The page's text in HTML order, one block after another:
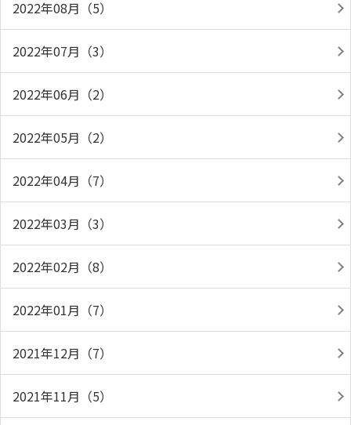
2022年08月（5）
2022年07月（3）
2022年06月（2）
2022年05月（2）
2022年04月（7）
2022年03月（3）
2022年02月（8）
2022年01月（7）
2021年12月（7）
2021年11月（5）